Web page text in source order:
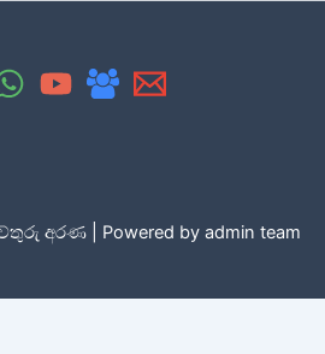
අරණ | Powered by admin team